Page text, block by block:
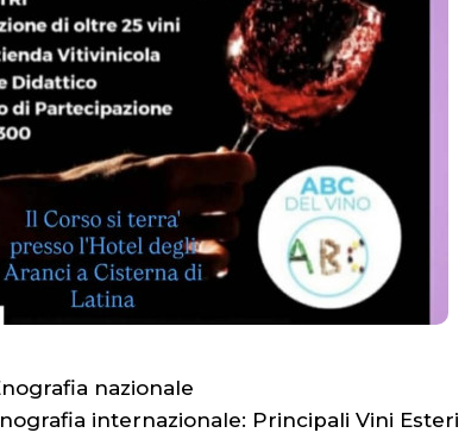
nazionale
internazionale: Principali Vini Esteri